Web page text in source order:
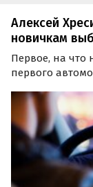
Алексей
новичкам
Первое, на что
первого
автоэксперт
новичкам при